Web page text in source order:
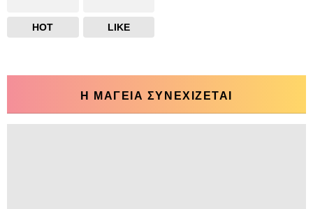
HOT LIKE
Η ΜΑΓΕΙΑ ΣΥΝΕΧΙΖΕΤΑΙ